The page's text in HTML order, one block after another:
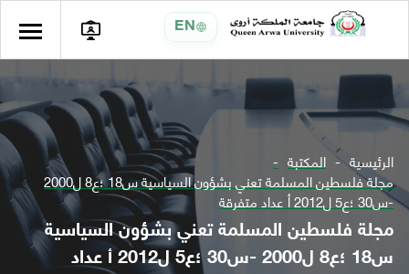
EN
الرئيسية المكتبة
مجلة فلسطين المسلمة تعني بشؤون السياسية س18 ؛ع8 ل2000
-س30 ؛ع5 ل2012 أ عداد متفرقة
مجلة فلسطين المسلمة تعني بشؤون السياسية
س18 ؛ع8 ل2000 -س30 ؛ع5 ل2012 أ عداد